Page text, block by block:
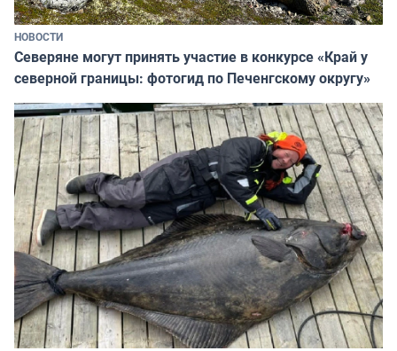
НОВОСТИ
Северяне могут принять участие в конкурсе «Край у
северной границы: фотогид по Печенгскому округу»